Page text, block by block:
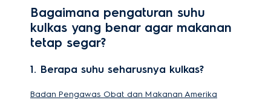
Bagaimana pengaturan suhu
kulkas yang benar agar makanan
tetap segar?
1. Berapa suhu seharusnya kulkas?
Badan Pengawas Obat dan Makanan Amerika